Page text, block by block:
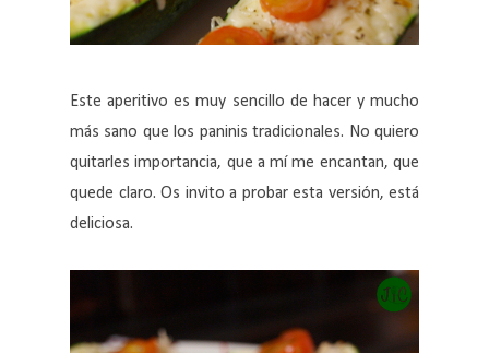
Este aperitivo es muy sencillo de hacer y mucho
más sano que los paninis tradicionales. No quiero
quitarles importancia, que a mí me encantan, que
quede claro. Os invito a probar esta versión, está
deliciosa.